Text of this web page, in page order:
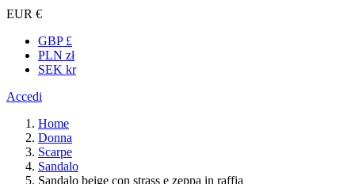
EUR €
GBP £
PLN zł
SEK kr
Accedi
Home
Donna
Scarpe
Sandalo
Sandalo beige con strass e zeppa in raffia